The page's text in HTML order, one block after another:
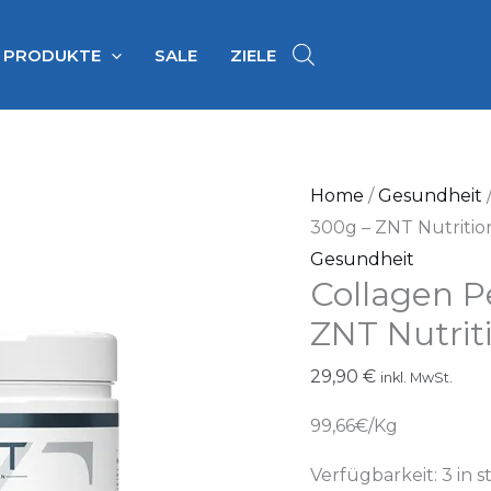
PRODUKTE SALE ZIELE
Home /Gesundheit
300g – ZNT
Gesundheit
Collagen
ZNT
29,90€ inkl. MwSt.
99,66€/Kg
Verfügbarkeit: 3 in
Collagen
Peptides
300g
-
ZNT
quantity